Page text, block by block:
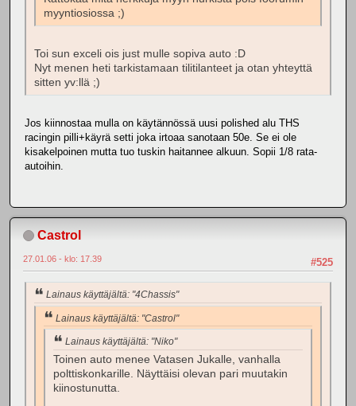
myyntiosiossa ;)
Toi sun exceli ois just mulle sopiva auto :D
Nyt menen heti tarkistamaan tilitilanteet ja otan yhteyttä
sitten yv:llä ;)
Jos kiinnostaa mulla on käytännössä uusi polished alu THS
racingin pilli+käyrä setti joka irtoaa sanotaan 50e. Se ei ole
kisakelpoinen mutta tuo tuskin haitannee alkuun. Sopii 1/8 rata-
autoihin.
Castrol
#525
27.01.06 - klo: 17.39
Lainaus käyttäjältä: "4Chassis"
Lainaus käyttäjältä: "Castrol"
Lainaus käyttäjältä: "Niko"
Toinen auto menee Vatasen Jukalle, vanhalla
polttiskonkarille. Näyttäisi olevan pari muutakin
kiinostunutta.